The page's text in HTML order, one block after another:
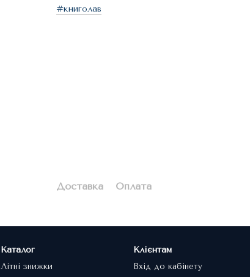
#книголав
Доставка Оплата
Каталог
Літні знижки
Клієнтам
Вхід до кабінету